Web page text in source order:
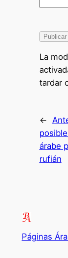
La
tardar
←
árabe
rufián
Páginas